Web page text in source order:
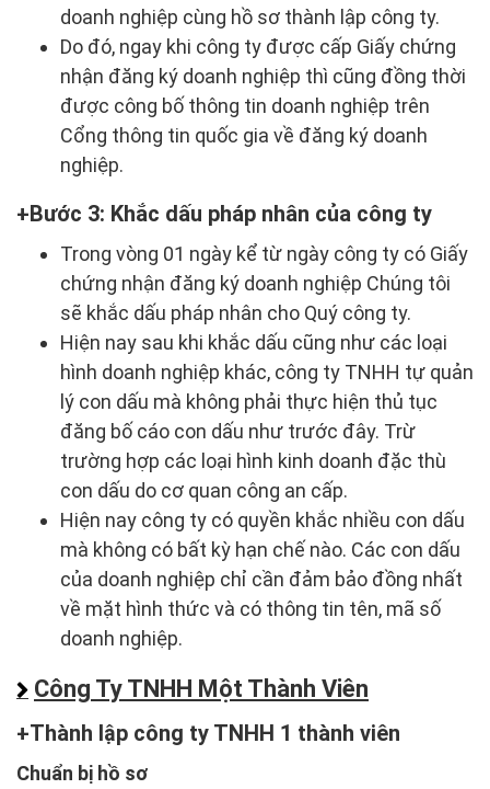
doanh nghiệp cùng hồ sơ thành lập công ty.
Do đó, ngay khi công ty được cấp Giấy chứng
nhận đăng ký doanh nghiệp thì cũng đồng thời
được công bố thông tin doanh nghiệp trên
Cổng thông tin quốc gia về đăng ký doanh
nghiệp.
Bước 3: Khắc dấu pháp nhân của công ty
Trong vòng 01 ngày kể từ ngày công ty có Giấy
chứng nhận đăng ký doanh nghiệp Chúng tôi
sẽ khắc dấu pháp nhân cho Quý công ty.
Hiện nay sau khi khắc dấu cũng như các loại
hình doanh nghiệp khác, công ty TNHH tự quản
lý con dấu mà không phải thực hiện thủ tục
đăng bố cáo con dấu như trước đây. Trừ
trường hợp các loại hình kinh doanh đặc thù
con dấu do cơ quan công an cấp.
Hiện nay công ty có quyền khắc nhiều con dấu
mà không có bất kỳ hạn chế nào. Các con dấu
của doanh nghiệp chỉ cần đảm bảo đồng nhất
về mặt hình thức và có thông tin tên, mã số
doanh nghiệp.
Công Ty TNHH Một Thành Viên
Thành lập công ty TNHH 1 thành viên
Chuẩn bị hồ sơ